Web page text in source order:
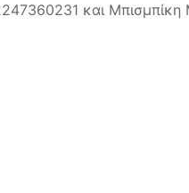
και Μπισμπίκη